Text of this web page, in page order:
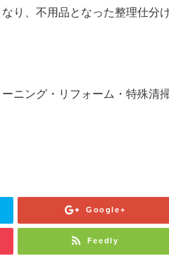
り、不用品となった整理仕分
ニング・リフォーム・特殊清
Google+
Feedly